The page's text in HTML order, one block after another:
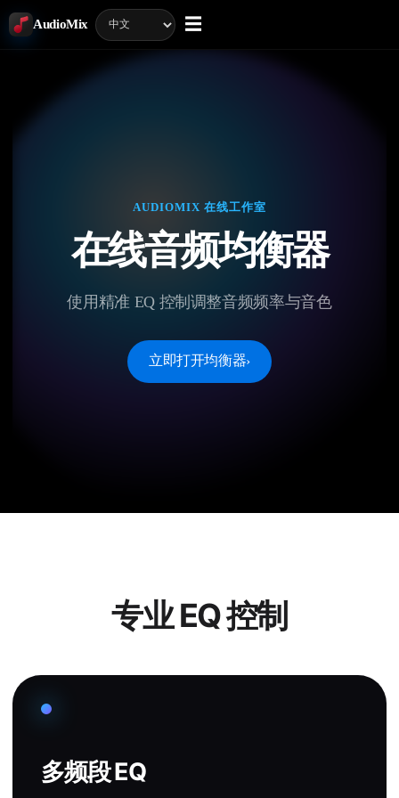
AudioMix ☰
AUDIOMIX 在线工作室
在线音频均衡器
使用精准 EQ 控制调整音频频率与音色
立即打开均衡器›
专业 EQ 控制
多频段 EQ